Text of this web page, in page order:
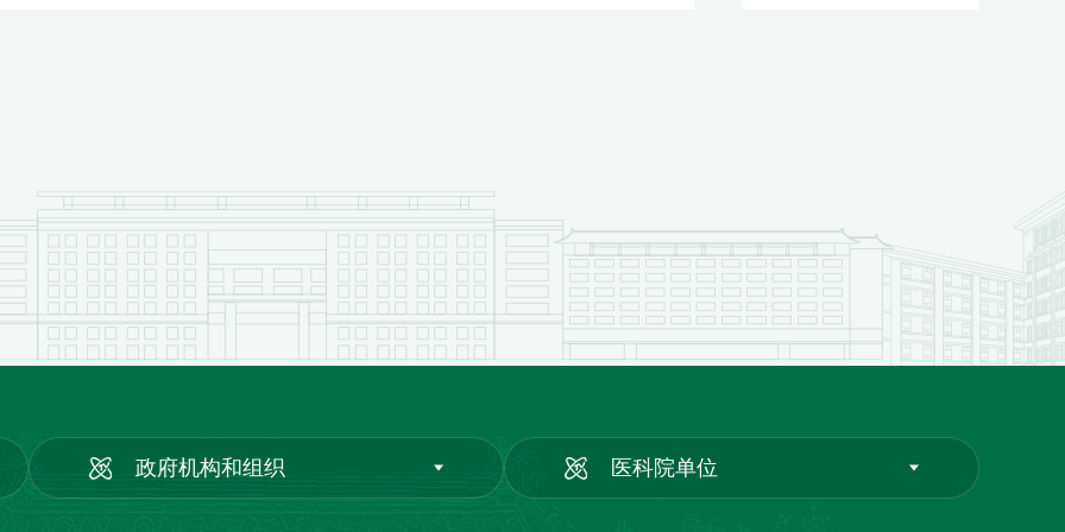
政府机构和组织 医科院单位